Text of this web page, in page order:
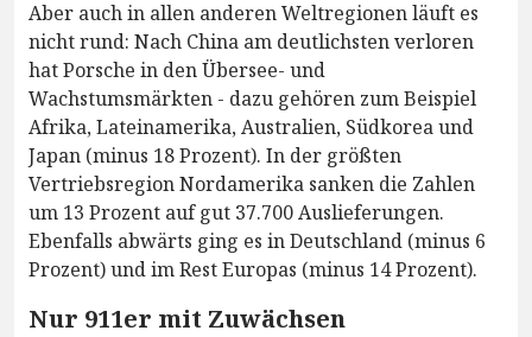
Aber auch in allen anderen Weltregionen läuft es
nicht rund: Nach China am deutlichsten verloren
hat Porsche in den Übersee- und
Wachstumsmärkten - dazu gehören zum Beispiel
Afrika, Lateinamerika, Australien, Südkorea und
Japan (minus 18 Prozent). In der größten
Vertriebsregion Nordamerika sanken die Zahlen
um 13 Prozent auf gut 37.700 Auslieferungen.
Ebenfalls abwärts ging es in Deutschland (minus 6
Prozent) und im Rest Europas (minus 14 Prozent).
Nur 911er mit Zuwächsen